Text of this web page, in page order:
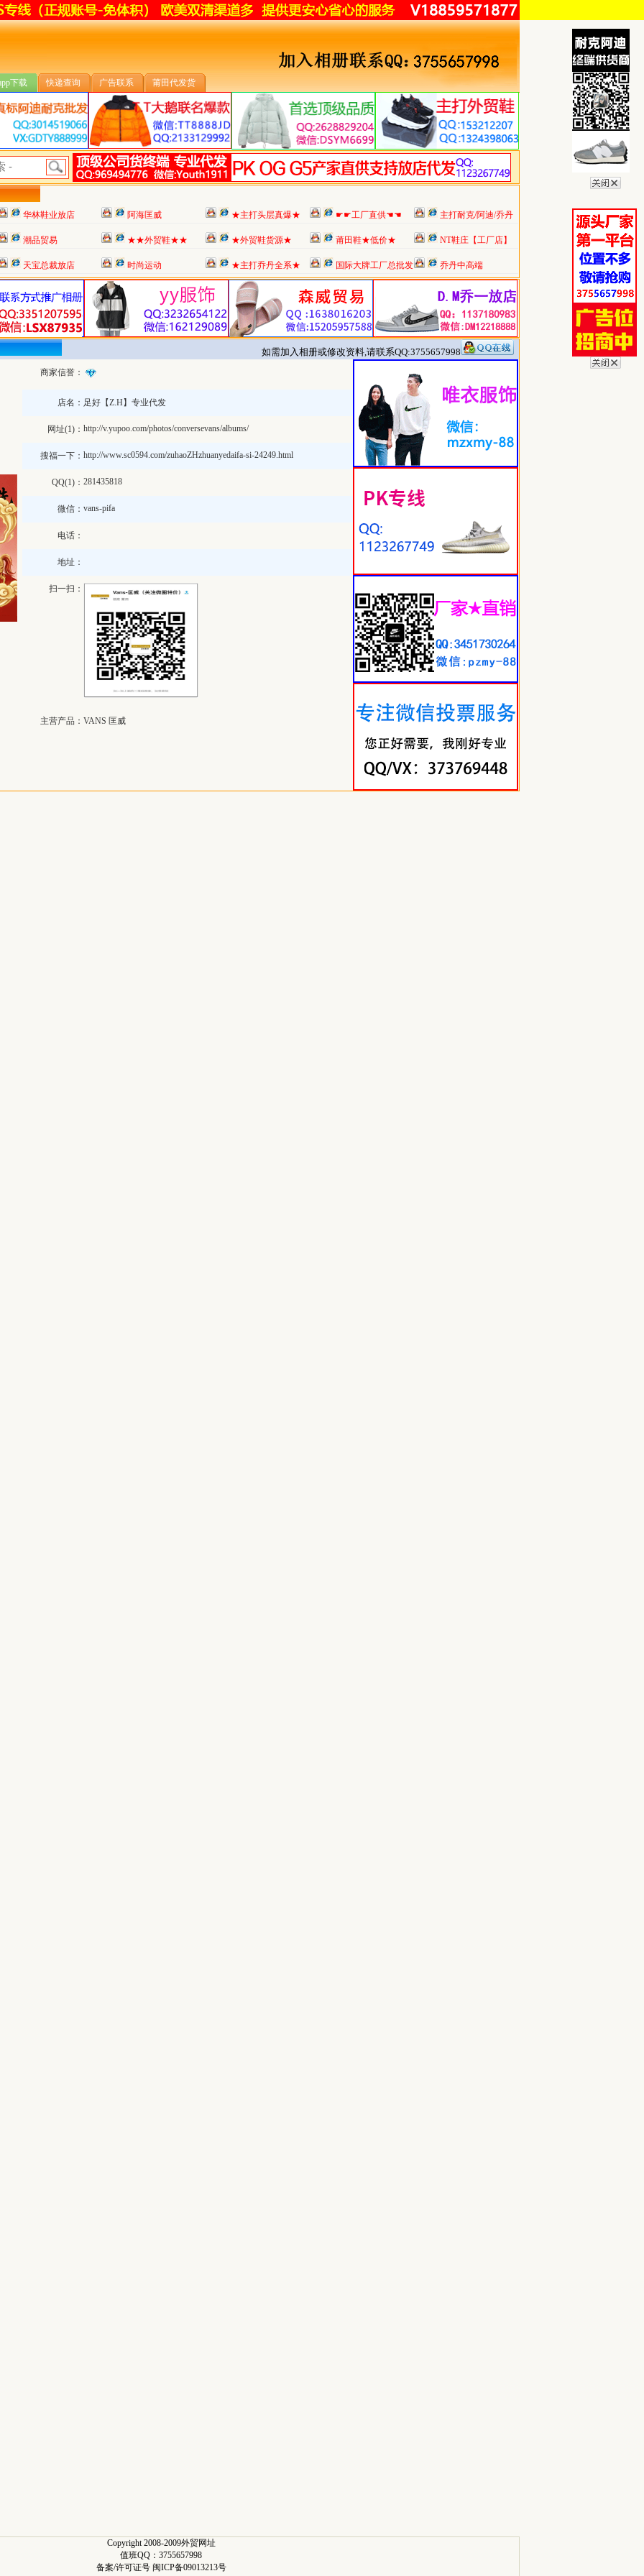
下载 快递查询 广告联系 莆田代发货
华林鞋业放店 阿海匡威 ★主打头层真爆★ ☛☛工厂直供☚☚ 主打耐克/阿迪/乔丹
潮品贸易 ★★外贸鞋★★ ★外贸鞋货源★ 莆田鞋★低价★ NT鞋庄【工厂店】
天宝总裁放店 时尚运动 ★主打乔丹全系★ 国际大牌工厂总批发 乔丹中高端
如需加入相册或修改资料,请联系QQ:3755657998
商家信誉：
店名： 足好【Z.H】专业代发
网址(1)： http://v.yupoo.com/photos/conversevans/albums/
搜福一下： http://www.sc0594.com/zuhaoZHzhuanyedaifa-si-24249.html
QQ(1)： 281435818
微信： vans-pifa
电话：
地址：
扫一扫：
主营产品： VANS 匡威
Copyright 2008-2009外贸网址
值班QQ：3755657998
备案/许可证号 闽ICP备09013213号